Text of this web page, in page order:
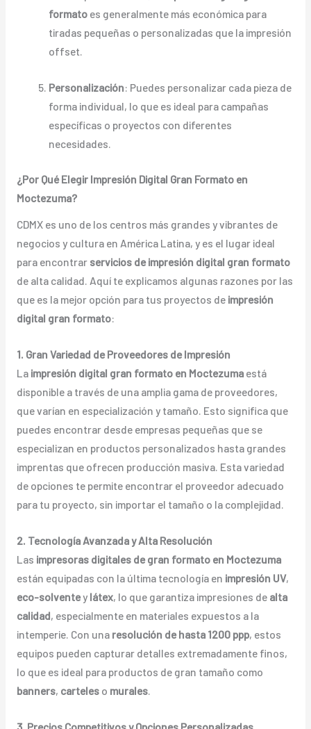
formato es generalmente más económica para
tiradas pequeñas o personalizadas que la impresión
offset.
Personalización: Puedes personalizar cada pieza de
forma individual, lo que es ideal para campañas
específicas o proyectos con diferentes
necesidades.
¿Por Qué Elegir Impresión Digital Gran Formato en
Moctezuma?
CDMX es uno de los centros más grandes y vibrantes de
negocios y cultura en América Latina, y es el lugar ideal
para encontrar servicios de impresión digital gran formato
de alta calidad. Aquí te explicamos algunas razones por las
que es la mejor opción para tus proyectos de impresión
digital gran formato:
1. Gran Variedad de Proveedores de Impresión
La impresión digital gran formato en Moctezumaestá
disponible a través de una amplia gama de proveedores,
que varían en especialización y tamaño. Esto significa que
puedes encontrar desde empresas pequeñas que se
especializan en productos personalizados hasta grandes
imprentas que ofrecen producción masiva. Esta variedad
de opciones te permite encontrar el proveedor adecuado
para tu proyecto, sin importar el tamaño o la complejidad.
2. Tecnología Avanzada y Alta Resolución
Las impresoras digitales de gran formato en Moctezuma
están equipadas con la última tecnología en impresión UV,
eco-solventey látex, lo que garantiza impresiones de alta
calidad, especialmente en materiales expuestos a la
intemperie. Con una resolución de hasta 1200 ppp, estos
equipos pueden capturar detalles extremadamente finos,
lo que es ideal para productos de gran tamaño como
banners, carteleso murales.